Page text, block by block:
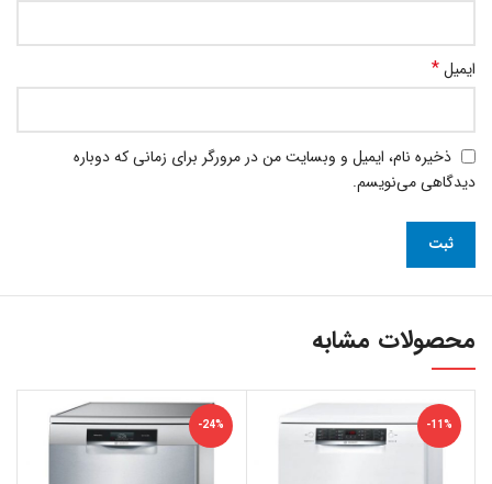
ایمیل*
ذخیره نام، ایمیل و وبسایت من در مرورگر برای زمانی که دوباره
دیدگاهی می‌نویسم.
محصولات مشابه
-11%
-24%